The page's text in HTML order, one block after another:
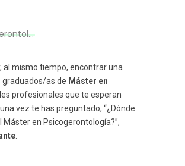
al mismo tiempo, encontrar una
graduados/as de Máster en
profesionales que te esperan
vez te has preguntado, “¿Dónde
en Psicogerontología?”,
.